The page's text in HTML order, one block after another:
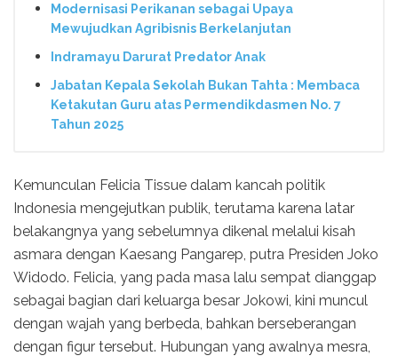
Modernisasi Perikanan sebagai Upaya
Mewujudkan Agribisnis Berkelanjutan
Indramayu Darurat Predator Anak
Jabatan Kepala Sekolah Bukan Tahta : Membaca
Ketakutan Guru atas Permendikdasmen No. 7
Tahun 2025
Kemunculan Felicia Tissue dalam kancah politik
Indonesia mengejutkan publik, terutama karena latar
belakangnya yang sebelumnya dikenal melalui kisah
asmara dengan Kaesang Pangarep, putra Presiden Joko
Widodo. Felicia, yang pada masa lalu sempat dianggap
sebagai bagian dari keluarga besar Jokowi, kini muncul
dengan wajah yang berbeda, bahkan berseberangan
dengan figur tersebut. Hubungan yang awalnya mesra,